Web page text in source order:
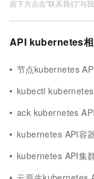
面下方点击"联系我们"与我
API kubernetes
节点kubernetes
kubectl
ack kubernetes API
kubernetes API容
kubernetes API集